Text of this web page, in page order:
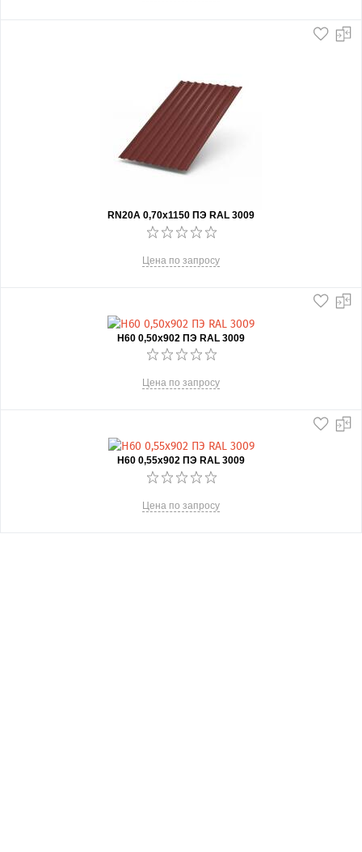
RN20А 0,70x1150 ПЭ RAL 3009
Цена по запросу
Н60 0,50x902 ПЭ RAL 3009
Цена по запросу
Н60 0,55x902 ПЭ RAL 3009
Цена по запросу